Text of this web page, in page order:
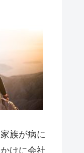
族が病に
けに会社